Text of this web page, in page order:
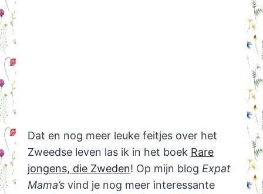
Dat en nog meer leuke feitjes over het
Zweedse leven las ik in het boek Rare
jongens, die Zweden! Op mijn blog Expat
Mama’svind je nog meer interessante